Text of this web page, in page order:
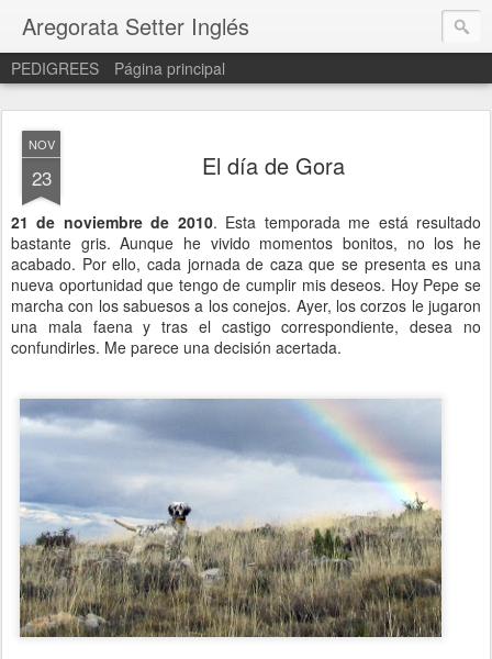
Aregorata Setter Inglés
PEDIGREES Página principal
NOV
23 El día de Gora
21 de noviembre de 2010. Esta temporada me está resultado
bastante gris. Aunque he vivido momentos bonitos, no los he
acabado. Por ello, cada jornada de caza que se presenta es una
nueva oportunidad que tengo de cumplir mis deseos. Hoy Pepe se
marcha con los sabuesos a los conejos. Ayer, los corzos le jugaron
una mala faena y tras el castigo correspondiente, desea no
confundirles. Me parece una decisión acertada.